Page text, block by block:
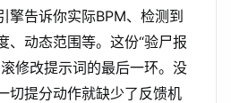
擎告诉你实际BPM、检测到
、动态范围等。这份“验尸报
修改提示词的最后一环。没
切提分动作就缺少了反馈机